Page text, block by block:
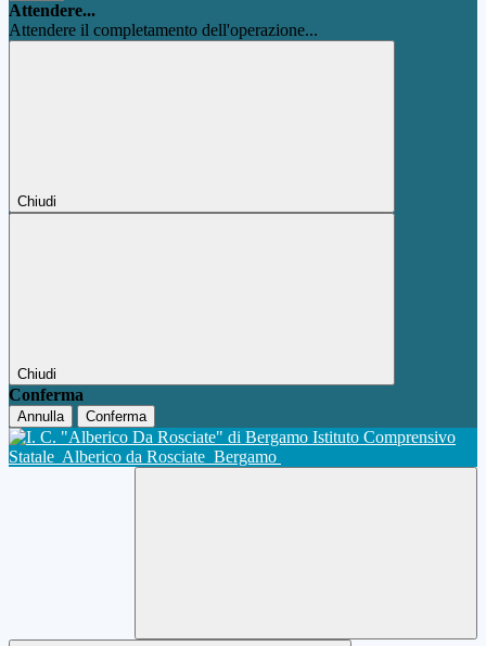
Attendere...
Attendere il completamento dell'operazione...
Chiudi
Chiudi
Conferma
Annulla Conferma
Istituto Comprensivo
Statale Alberico da Rosciate Bergamo